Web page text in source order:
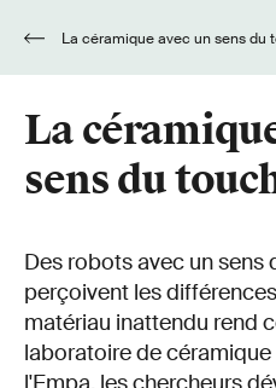
La céramique avec un sens du
La
sens du
Des robots avec un sens
perçoivent les
matériau inattendu rend
laboratoire de